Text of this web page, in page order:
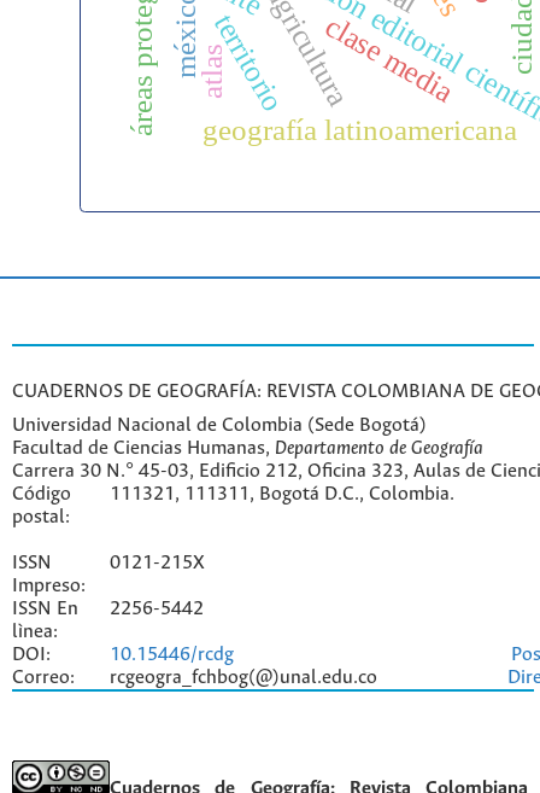
gestión editorial
agricultura
geografía latinoamericana
territorio clase media
atlas
méxico
CUADERNOS DE GEOGRAFÍA: REVISTA COLOMBIANA DE
Universidad Nacional de Colombia (Sede Bogotá)
Facultad de Ciencias Humanas, Departamento de Geografía
Carrera 30 N.° 45-03, Edificio 212, Oficina 323, Aulas de
Código
postal:
111321, 111311, Bogotá D.C., Colombia.
ISSN
Impreso:
0121-215X
ISSN En
lìnea:
2256-5442
DOI: 10.15446/rcdg
Correo:
rcgeogra_fchbog(@)unal.edu.co
Cuadernos de Geografía: Revista Colombiana